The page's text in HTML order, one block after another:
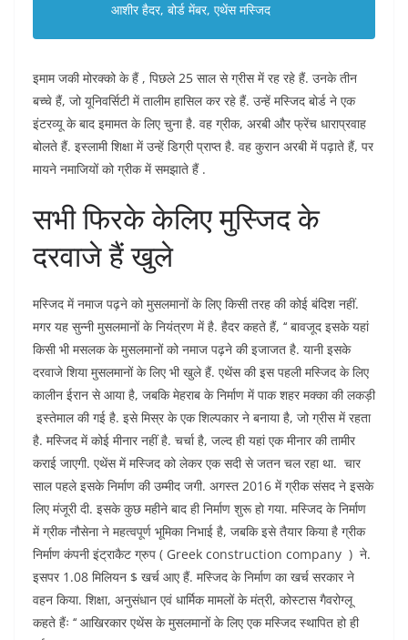
आशीर हैदर, बोर्ड मेंबर, एथेंस मस्जिद
इमाम जकी मोरक्को के हैं , पिछले 25 साल से ग्रीस में रह रहे हैं. उनके तीन
बच्चे हैं, जो यूनिवर्सिटी में तालीम हासिल कर रहे हैं. उन्हें मस्जिद बोर्ड ने एक
इंटरव्यू के बाद इमामत के लिए चुना है. वह ग्रीक, अरबी और फ्रेंच धाराप्रवाह
बोलते हैं. इस्लामी शिक्षा में उन्हें डिग्री प्राप्त है. वह कुरान अरबी में पढ़ाते हैं, पर
मायने नमाजियों को ग्रीक में समझाते हैं .
सभी फिरके केलिए मुस्जिद के
दरवाजे हैं खुले
मस्जिद में नमाज पढ़ने को मुसलमानों के लिए किसी तरह की कोई बंदिश नहीं.
मगर यह सुन्नी मुसलमानों के नियंत्रण में है. हैदर कहते हैं, ‘‘ बावजूद इसके यहां
किसी भी मसलक के मुसलमानों को नमाज पढ़ने की इजाजत है. यानी इसके
दरवाजे शिया मुसलमानों के लिए भी खुले हैं. एथेंस की इस पहली मस्जिद के लिए
कालीन ईरान से आया है, जबकि मेहराब के निर्माण में पाक शहर मक्का की लकड़ी
इस्तेमाल की गई है. इसे मिस्र के एक शिल्पकार ने बनाया है, जो ग्रीस में रहता
है. मस्जिद में कोई मीनार नहीं है. चर्चा है, जल्द ही यहां एक मीनार की तामीर
कराई जाएगी. एथेंस में मस्जिद को लेकर एक सदी से जतन चल रहा था. चार
साल पहले इसके निर्माण की उम्मीद जगी. अगस्त 2016 में ग्रीक संसद ने इसके
लिए मंजूरी दी. इसके कुछ महीने बाद ही निर्माण शुरू हो गया. मस्जिद के निर्माण
में ग्रीक नौसेना ने महत्वपूर्ण भूमिका निभाई है, जबकि इसे तैयार किया है ग्रीक
निर्माण कंपनी इंट्राकैट ग्रुप ( Greek construction company ) ने.
इसपर 1.08 मिलियन $ खर्च आए हैं. मस्जिद के निर्माण का खर्च सरकार ने
वहन किया. शिक्षा, अनुसंधान एवं धार्मिक मामलों के मंत्री, कोस्टास गैवरोग्लू
कहते हैंः ‘‘ आखिरकार एथेंस के मुसलमानों के लिए एक मस्जिद स्थापित हो ही